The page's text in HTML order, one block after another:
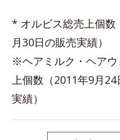
* オルビス総売上個数
月30日の販売実績）
※ヘアミルク・ヘア
上個数（2011年9月
実績）